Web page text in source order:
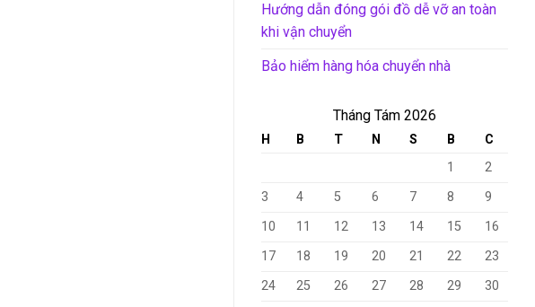
Hướng dẫn đóng gói đồ dễ vỡ an toàn
khi vận chuyển
Bảo hiểm hàng hóa chuyển nhà
Tháng Tám 2026
H B T N S B
C
1
2
3
4 5 6 7 8
9
10
11 12 13 14 15
16
17
18 19 20 21 22
23
24
25 26 27 28 29
30